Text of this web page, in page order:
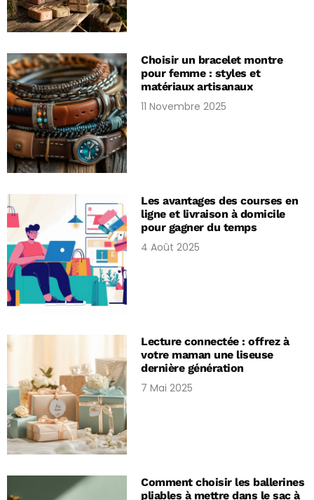
Choisir un bracelet montre
pour femme : styles et
matériaux artisanaux
11 Novembre 2025
Les avantages des courses en
ligne et livraison à domicile
pour gagner du temps
4 Août 2025
Lecture connectée : offrez à
votre maman une liseuse
dernière génération
7 Mai 2025
Comment choisir les ballerines
pliables à mettre dans le sac à